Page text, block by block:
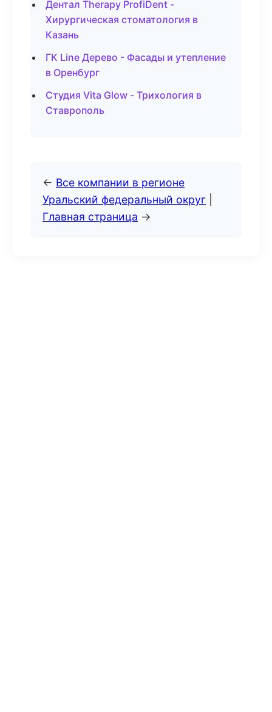
Дентал Therapy ProfiDent -
Хирургическая стоматология в
Казань
ГК Line Дерево - Фасады и утепление
в Оренбург
Студия Vita Glow - Трихология в
Ставрополь
← Все компании в регионе
Уральский федеральный округ
Главная страница →